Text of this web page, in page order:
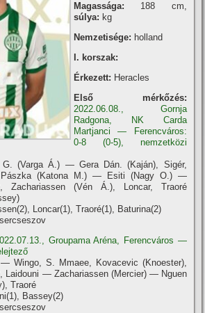
Magassága: 188 cm,
súlya: kg
Nemzetisége: holland
I. korszak:
Érkezett: Heracles
Első mérkőzés:
2022.06.08., Gornja
Radgona, NK Carda
Martjanci — Ferencváros:
0-8 (0-5), nemzetközi
G. (Varga Á.) — Gera Dán. (Kaján), Sigér,
Pászka (Katona M.) — Esiti (Nagy O.) —
Zachariassen (Vén Á.), Loncar, Traoré
Loncar(1), Traoré(1), Baturina(2)
Groupama Aréna, Ferencváros —
Wingo, S. Mmaee, Kovacevic (Knoester),
Laidouni — Zachariassen (Mercier) — Nguen
Traoré
Bassey(2)